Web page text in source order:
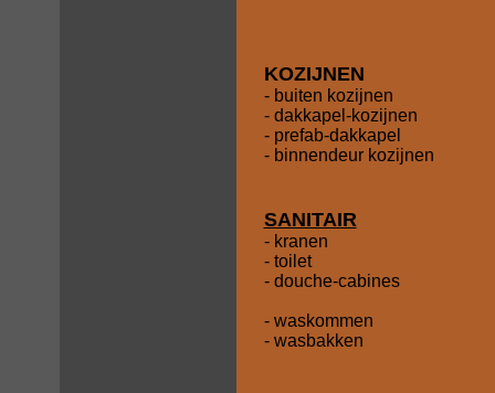
KOZIJNEN
- buiten kozijnen
- dakkapel-kozijnen
- prefab-dakkapel
- binnendeur kozijnen
SANITAIR
- kranen
- toilet
- douche-cabines
- waskommen
- wasbakken